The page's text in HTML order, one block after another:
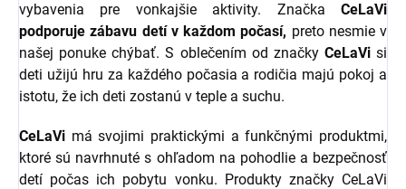
vybavenia pre vonkajšie aktivity. Značka CeLaVi
podporuje zábavu detí v každom počasí, preto nesmie v
našej ponuke chýbať. S oblečením od značky CeLaVisi
deti užijú hru za každého počasia a rodičia majú pokoj a
istotu, že ich deti zostanú v teple a suchu.
CeLaVi má svojimi praktickými a funkčnými produktmi,
ktoré sú navrhnuté s ohľadom na pohodlie a bezpečnosť
detí počas ich pobytu vonku. Produkty značky CeLaVi